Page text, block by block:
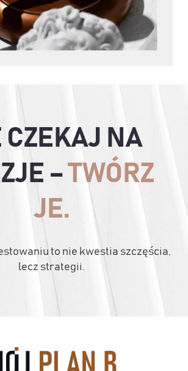
CZEKAJ NA
–TWÓRZ
JE.
to nie kwestia szczęścia,
lecz strategii.